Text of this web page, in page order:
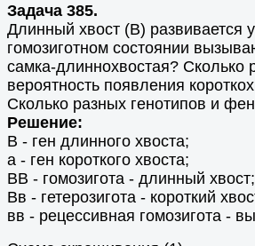
Задача 385.
Длинный хвост (B) развивается
гомозиготном состоянии
самка-длиннохвостая? Сколько
вероятность появления
Сколько разных генотипов и
Решение:
В - ген длинного хвоста;
а - ген короткого хвоста;
ВВ - гомозигота - длинный хвост;
Вв - гетерозигота - короткий
вв - рецессивная гомозигота -